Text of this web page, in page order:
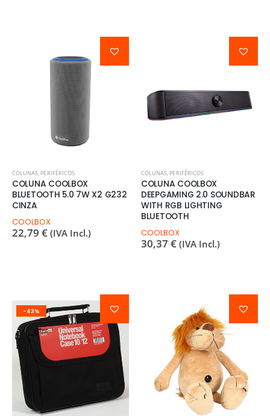
COLUNAS, PERIFÉRICOS
COLUNA COOLBOX
BLUETOOTH 5.0 7W X2 G232
CINZA
COOLBOX
22,79 € (IVA Incl.)
COLUNAS, PERIFÉRICOS
COLUNA COOLBOX
DEEPGAMING 2.0 SOUNDBAR
WITH RGB LIGHTING
BLUETOOTH
COOLBOX
30,37 € (IVA Incl.)
-43%